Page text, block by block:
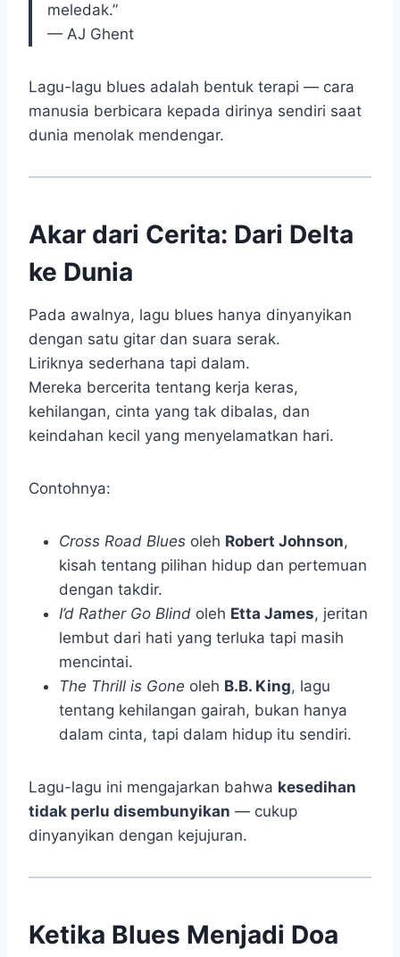
meledak.”
— AJ Ghent
Lagu-lagu blues adalah bentuk terapi — cara
manusia berbicara kepada dirinya sendiri saat
dunia menolak mendengar.
Akar dari Cerita: Dari Delta
ke Dunia
Pada awalnya, lagu blues hanya dinyanyikan
dengan satu gitar dan suara serak.
Liriknya sederhana tapi dalam.
Mereka bercerita tentang kerja keras,
kehilangan, cinta yang tak dibalas, dan
keindahan kecil yang menyelamatkan hari.
Contohnya:
Cross Road Blues oleh Robert Johnson,
kisah tentang pilihan hidup dan pertemuan
dengan takdir.
I’d Rather Go Blind oleh Etta James, jeritan
lembut dari hati yang terluka tapi masih
mencintai.
The Thrill is Gone oleh B.B. King, lagu
tentang kehilangan gairah, bukan hanya
dalam cinta, tapi dalam hidup itu sendiri.
Lagu-lagu ini mengajarkan bahwa kesedihan
tidak perlu disembunyikan — cukup
dinyanyikan dengan kejujuran.
Ketika Blues Menjadi Doa